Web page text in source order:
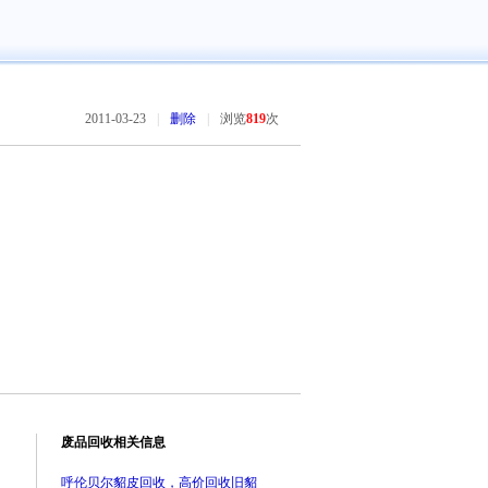
2011-03-23 删除 浏览819次
废品回收相关信息
呼伦贝尔貂皮回收，高价回收旧貂